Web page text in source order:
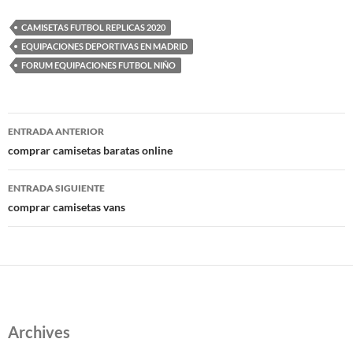
CAMISETAS FUTBOL REPLICAS 2020
EQUIPACIONES DEPORTIVAS EN MADRID
FORUM EQUIPACIONES FUTBOL NIÑO
Navegación
de
entradas
ENTRADA ANTERIOR
comprar camisetas baratas online
ENTRADA SIGUIENTE
comprar camisetas vans
Archives